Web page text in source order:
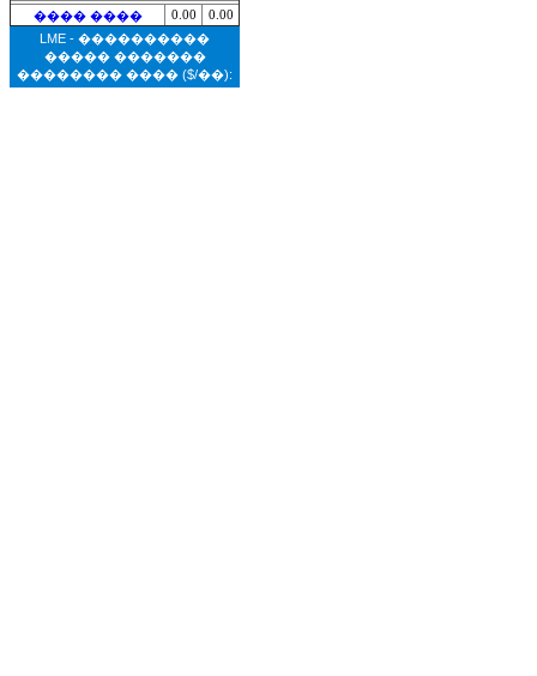
���� ����
0.00
0.00
LME - ����������
����� �������
�������� ���� ($/��):